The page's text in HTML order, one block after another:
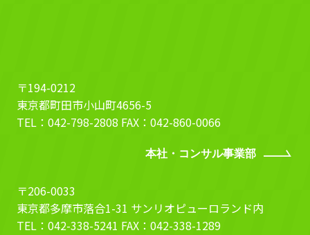
〒194-0212
東京都町田市小山町4656-5
TEL：042-798-2808 FAX：042-860-0066
本社・コンサル事業部
〒206-0033
東京都多摩市落合1-31 サンリオピューロランド内
TEL：042-338-5241 FAX：042-338-1289